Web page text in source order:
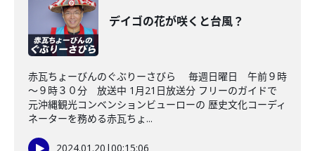
デイゴの花が咲くと台風？
赤瓦ちょーびんのぐぶりーさびら 毎週日曜日 午前９時
～９時３０分 放送中 1月21日放送分 フリーのガイドで
元沖縄観光コンベンションビューローの 歴史文化コーディ
ネーターを務める赤瓦ちょ...
2024.01.20 |00:15:06